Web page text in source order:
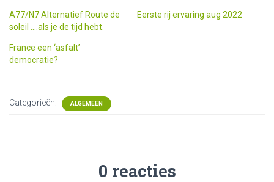
A77/N7 Alternatief Route de
soleil ….als je de tijd hebt.
Eerste rij ervaring aug 2022
France een ‘asfalt’
democratie?
Categorieën: ALGEMEEN
0 reacties